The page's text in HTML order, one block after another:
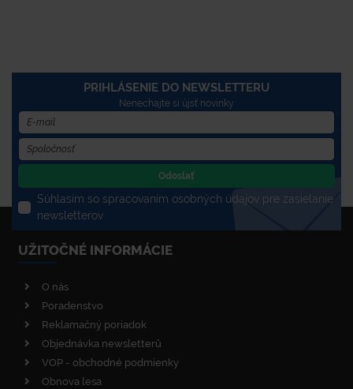
PRIHLÁSENIE DO NEWSLETTERU
Nenechajte si újsť novinky
Odoslať
Súhlasím so spracovaním osobných údajov pre zasielanie
newsletterov
UŽITOČNÉ INFORMÁCIE
O nás
Poradenstvo
Reklamačný poriadok
Objednávka newsletterů
VOP - obchodné podmienky
Obnova lesa